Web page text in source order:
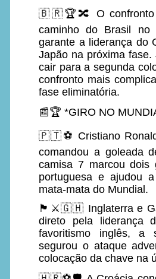
🇧🇷🏆🔀 O confronto
caminho do Brasil no
garante a liderança do
Japão na próxima
cair para a segunda
confronto mais
fase eliminatória.
📰🏆 *GIRO NO
🇵🇹⚽ Cristiano
comandou a goleada
camisa 7 marcou dois
portuguesa e ajudou
mata-mata do Mundial.
🏴⚔️🇬🇭 Inglaterra e
direto pela liderança
favoritismo inglês, a
segurou o ataque
colocação da chave na